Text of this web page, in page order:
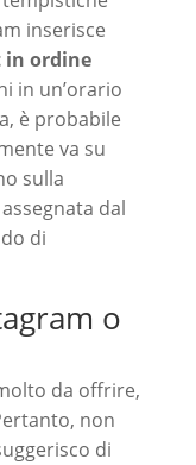
inserisce
in ordine
in un’orario
è probabile
va su
sulla
assegnata dal
di
o
da offrire,
non
di